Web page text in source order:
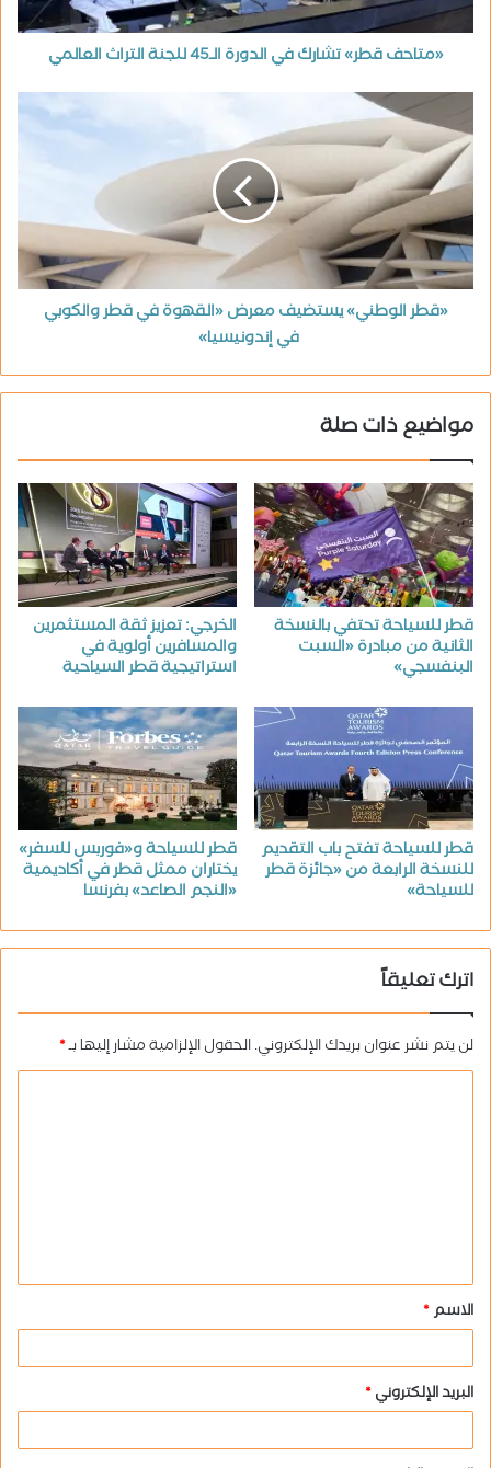
«متاحف قطر» تشارك في الدورة الـ45 للجنة التراث العالمي
«قطر الوطني» يستضيف معرض «القهوة في قطر والكوبي
في إندونيسيا»
مواضيع ذات صلة
قطر للسياحة تحتفي بالنسخة
الثانية من مبادرة «السبت
البنفسجي»
الخرجي: تعزيز ثقة المستثمرين
والمسافرين أولوية في
استراتيجية قطر السياحية
قطر للسياحة تفتح باب التقديم
للنسخة الرابعة من «جائزة قطر
للسياحة»
قطر للسياحة و«فوربس للسفر»
يختاران ممثل قطر في أكاديمية
«النجم الصاعد» بفرنسا
اترك تعليقاً
لن يتم نشر عنوان بريدك الإلكتروني.الحقول الإلزامية مشار إليها بـ*
ق
*
الاسم*
البريد الإلكتروني*